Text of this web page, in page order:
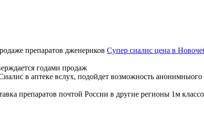
препаратов дженериков Супер сиалис цена в
годами продаж
в аптеке вслух, подойдет возможность анонимныого
препаратов почтой России в другие регионы 1м